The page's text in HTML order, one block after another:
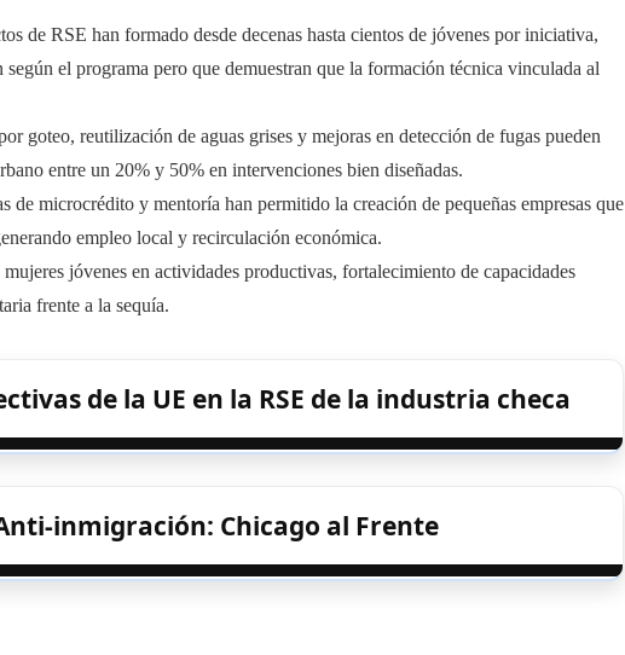
de RSE han formado desde decenas hasta cientos de jóvenes por iniciativa,
el programa pero que demuestran que la formación técnica vinculada al
goteo, reutilización de aguas grises y mejoras en detección de fugas pueden
entre un 20% y 50% en intervenciones bien diseñadas.
de microcrédito y mentoría han permitido la creación de pequeñas empresas que
empleo local y recirculación económica.
jóvenes en actividades productivas, fortalecimiento de capacidades
frente a la sequía.
de la UE en la RSE de la industria checa
inmigración: Chicago al Frente